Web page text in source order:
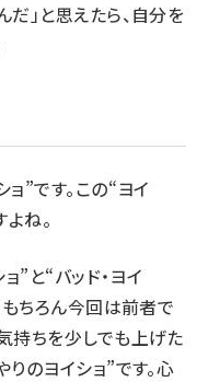
だ」と思えたら、自分を
”です。この“ヨイ
ね。
”と“バッド・ヨイ
もちろん今回は前者で
持ちを少しでも上げた
のヨイショ”です。心